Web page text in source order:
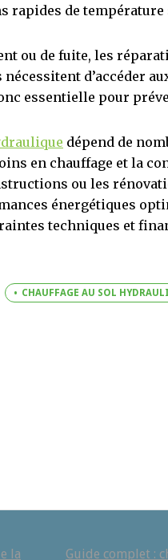
rapides de température
ou de fuite, les
d’accéder
essentielle pour
dépend de
en chauffage et la
ou les
énergétiques
techniques et
CHAUFFAGE AU SOL
la Guide complet :